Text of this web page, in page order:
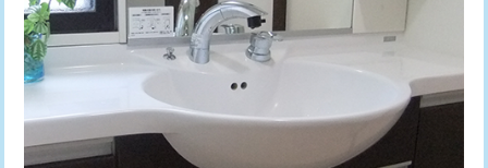
※給水管工事は20mmまでの価格です。
給水管工事※（塩ビ管（VP・HI）使
用/3ｍまで)
33,000円
給水管工事※（塩ビ管（VP・HI）使
用（追加）/3ｍ超え)
給水管工事※（ライニング鋼管・銅
44,000円
カメラ調査 33,000円
桝清掃
止水・漏水調査・防水処理・清掃・修
理・調整・分解・加工など（軽作業）
11,000円